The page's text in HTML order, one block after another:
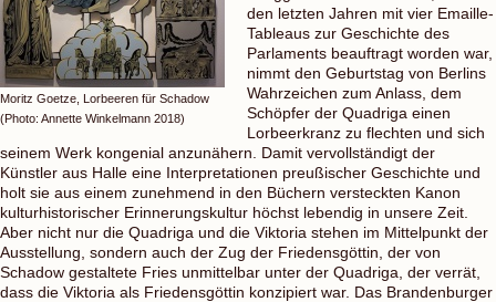
Moritz Goetze, Lorbeeren für Schadow
(Photo: Annette Winkelmann 2018)
den letzten Jahren mit vier Emaille-
Tableaus zur Geschichte des
Parlaments beauftragt worden war,
nimmt den Geburtstag von Berlins
Wahrzeichen zum Anlass, dem
Schöpfer der Quadriga einen
Lorbeerkranz zu flechten und sich
seinem Werk kongenial anzunähern. Damit vervollständigt der
Künstler aus Halle eine Interpretationen preußischer Geschichte und
holt sie aus einem zunehmend in den Büchern versteckten Kanon
kulturhistorischer Erinnerungskultur höchst lebendig in unsere Zeit.
Aber nicht nur die Quadriga und die Viktoria stehen im Mittelpunkt der
Ausstellung, sondern auch der Zug der Friedensgöttin, der von
Schadow gestaltete Fries unmittelbar unter der Quadriga, der verrät,
dass die Viktoria als Friedensgöttin konzipiert war. Das Brandenburger